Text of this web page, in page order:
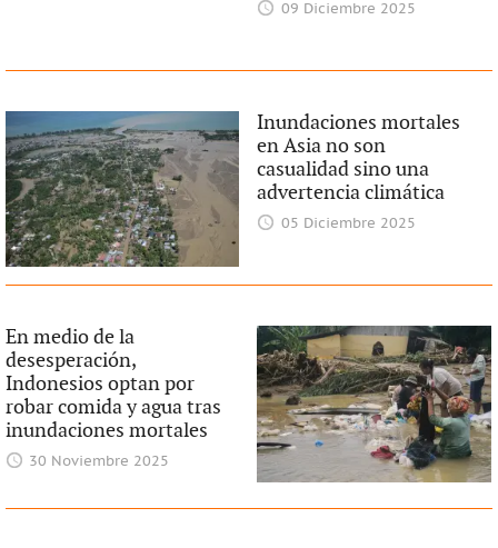
09 Diciembre 2025
Inundaciones mortales
en Asia no son
casualidad sino una
advertencia climática
05 Diciembre 2025
En medio de la
desesperación,
Indonesios optan por
robar comida y agua tras
inundaciones mortales
30 Noviembre 2025